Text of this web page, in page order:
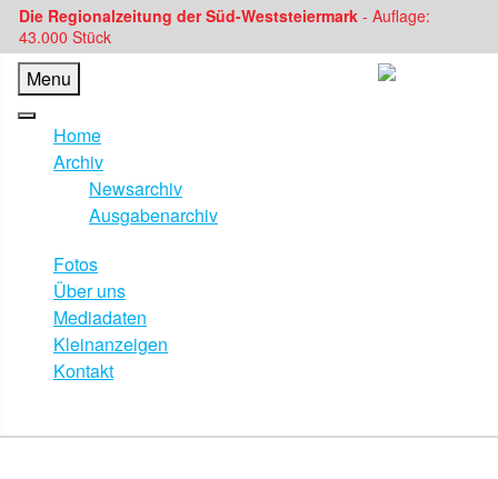
Die Regionalzeitung der Süd-Weststeiermark - Auflage:
43.000 Stück
Menu
Home
Archiv
Newsarchiv
Ausgabenarchiv
Fotos
Über uns
Mediadaten
Kleinanzeigen
Kontakt